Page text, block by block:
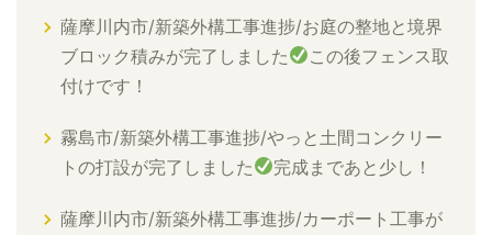
薩摩川内市/新築外構工事進捗/お庭の整地と境界
ブロック積みが完了しました
この後フェンス取
付けです！
霧島市/新築外構工事進捗/やっと土間コンクリー
トの打設が完了しました
完成まであと少し！
薩摩川内市/新築外構工事進捗/カーポート工事が